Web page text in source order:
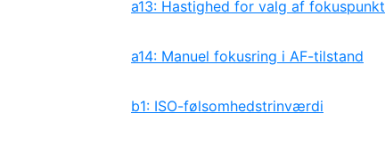
a13: Hastighed for valg af fokuspunkt
a14: Manuel fokusring i AF-tilstand
b1: ISO-følsomhedstrinværdi